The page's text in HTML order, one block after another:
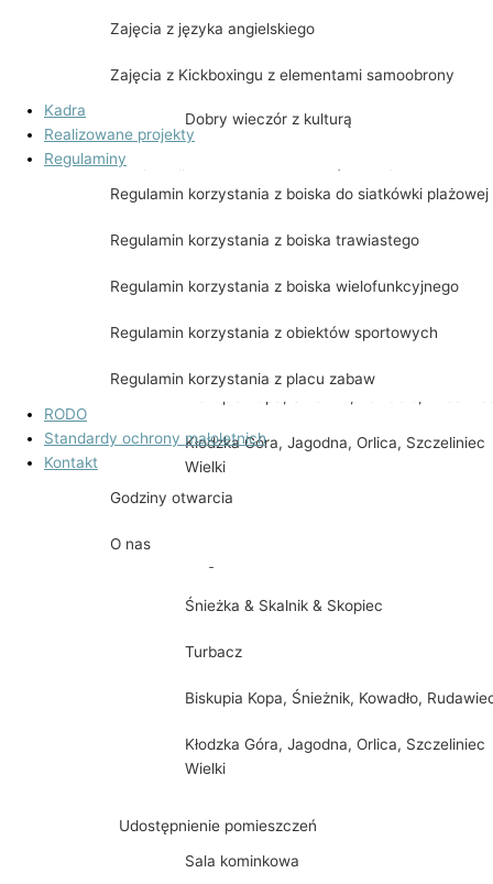
Zajęcia z języka angielskiego
Zajęcia z Kickboxingu z elementami samoobrony
Kadra
Realizowane projekty
Regulaminy
Regulamin korzystania z boiska do siatkówki plażowej
Regulamin korzystania z boiska trawiastego
Regulamin korzystania z boiska wielofunkcyjnego
Regulamin korzystania z obiektów sportowych
Regulamin korzystania z placu zabaw
RODO
Standardy ochrony małoletnich
Kontakt
Godziny otwarcia
O nas
Jubileuszowy Synod w Kijach
Spektakl „WILIJOKI”
Dobry wieczór z kulturą
Gmina Kije Zdobywa Koronę Gór Polski
Kłodzka Góra, Jagodna, Orlica, Szczeliniec
Wielki
Śnieżka & Skalnik & Skopiec
Turbacz
Biskupia Kopa, Śnieżnik, Kowadło,
Kłodzka Góra, Jagodna, Orlica, Szczeliniec
Wielki
Udostępnienie pomieszczeń
Sala kominkowa